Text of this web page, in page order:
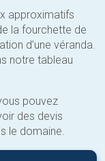
approximatifs
la fourchette de
d’une véranda.
notre tableau
pouvez
des devis
le domaine.